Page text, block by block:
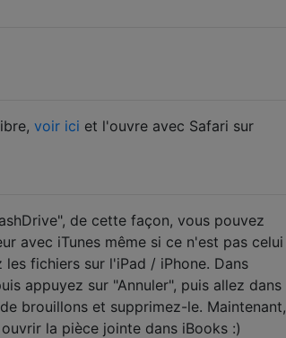
voir ici et l'ouvre avec Safari sur
de cette façon, vous pouvez
avec iTunes même si ce n'est pas celui
fichiers sur l'iPad / iPhone. Dans
appuyez sur "Annuler", puis allez dans
brouillons et supprimez-le. Maintenant,
la pièce jointe dans iBooks :)